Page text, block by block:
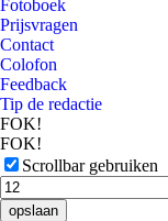
Fotoboek
Prijsvragen
Contact
Colofon
Feedback
Tip de redactie
FOK!
FOK!
Scrollbar gebruiken
opslaan